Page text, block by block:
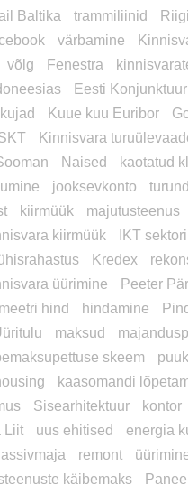
Baltika trammiliinid
värbamine
võlg Fenestra
Eesti
Kuue kuu Euribor
Kinnisvara
Naised kaotatud
jooksevkonto
kiirmüük majutusteenus
kiirmüük
IKT
Kredex
üürimine Peeter
hind hindamine
maksud
skeem
kaasomandi
Sisearhitektuur kontor
Liit uus ehitised energia
remont
käibemaks